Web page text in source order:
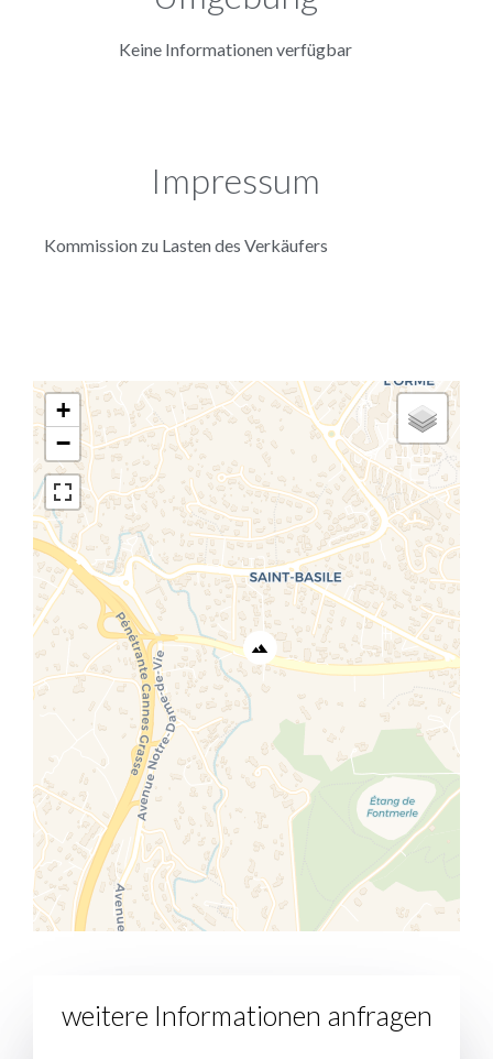
Keine Informationen verfügbar
Impressum
Kommission zu Lasten des Verkäufers
+
−
weitere Informationen anfragen